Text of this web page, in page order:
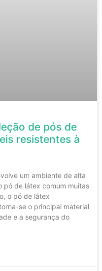
de pós de
resistentes à
um ambiente de alta
pó de látex comum muitas
o pó de látex
se o principal material
e a segurança do